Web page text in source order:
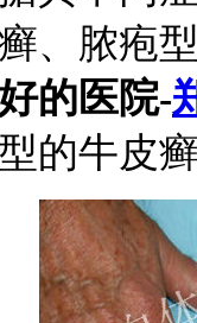
、脓疱
的医院-
的牛皮